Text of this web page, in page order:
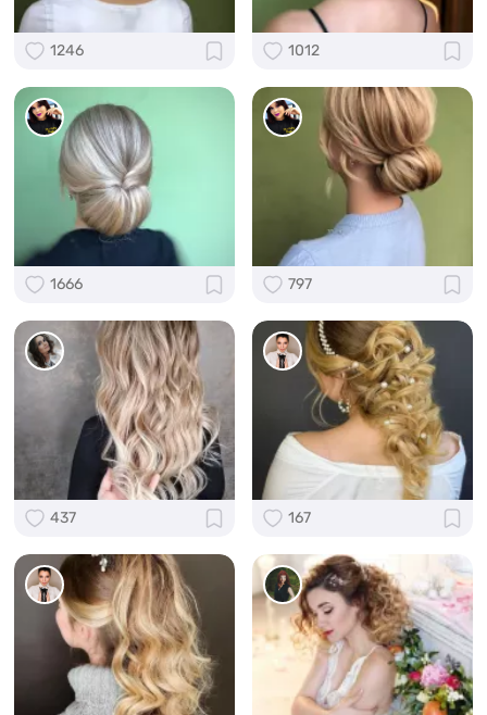
1246 1012
1666 797
437 167